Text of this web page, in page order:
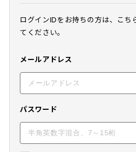
ログインIDをお持ちの方は、こち
てください。
メールアドレス
パスワード